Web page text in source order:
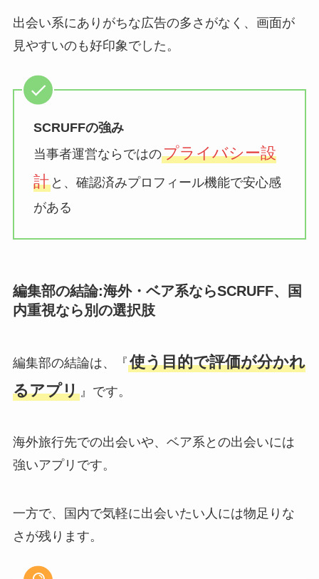
出会い系にありがちな広告の多さがなく、画面が
見やすいのも好印象でした。
SCRUFFの強み
当事者運営ならではのプライバシー設
計と、確認済みプロフィール機能で安心感
がある
編集部の結論:海外・ベア系ならSCRUFF、国
内重視なら別の選択肢
編集部の結論は、『使う目的で評価が分かれ
るアプリ』です。
海外旅行先での出会いや、ベア系との出会いには
強いアプリです。
一方で、国内で気軽に出会いたい人には物足りな
さが残ります。